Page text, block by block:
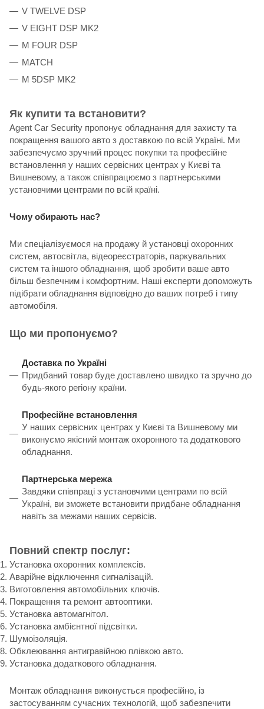
V TWELVE DSP
V EIGHT DSP MK2
M FOUR DSP
MATCH
M 5DSP MK2
Як купити та встановити?
Agent Car Security пропонує обладнання для захисту та
покращення вашого авто з доставкою по всій Україні. Ми
забезпечуємо зручний процес покупки та професійне
встановлення у наших сервісних центрах у Києві та
Вишневому, а також співпрацюємо з партнерськими
установчими центрами по всій країні.
Чому обирають нас?
Ми спеціалізуємося на продажу й установці охоронних
систем, автосвітла, відеореєстраторів, паркувальних
систем та іншого обладнання, щоб зробити ваше авто
більш безпечним і комфортним. Наші експерти допоможуть
підібрати обладнання відповідно до ваших потреб і типу
автомобіля.
Що ми пропонуємо?
Доставка по Україні
Придбаний товар буде доставлено швидко та зручно до
будь-якого регіону країни.
Професійне встановлення
У наших сервісних центрах у Києві та Вишневому ми
виконуємо якісний монтаж охоронного та додаткового
обладнання.
Партнерська мережа
Завдяки співпраці з установчими центрами по всій
Україні, ви зможете встановити придбане обладнання
навіть за межами наших сервісів.
Повний спектр послуг:
Установка охоронних комплексів.
Аварійне відключення сигналізацій.
Виготовлення автомобільних ключів.
Покращення та ремонт автооптики.
Установка автомагнітол.
Установка амбієнтної підсвітки.
Шумоізоляція.
Обклеювання антигравійною плівкою авто.
Установка додаткового обладнання.
Монтаж обладнання виконується професійно, із
застосуванням сучасних технологій, щоб забезпечити